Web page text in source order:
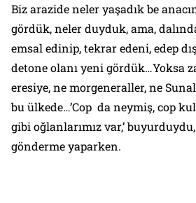
Biz arazide neler yaşadık be
gördük, neler duyduk, ama,
emsal edinip, tekrar edeni, edep
detone olanı yeni gördük…Yoksa
eresiye, ne morgeneraller, ne
bu ülkede…’Cop da neymiş, cop
gibi oğlanlarımız var,’
gönderme yaparken.